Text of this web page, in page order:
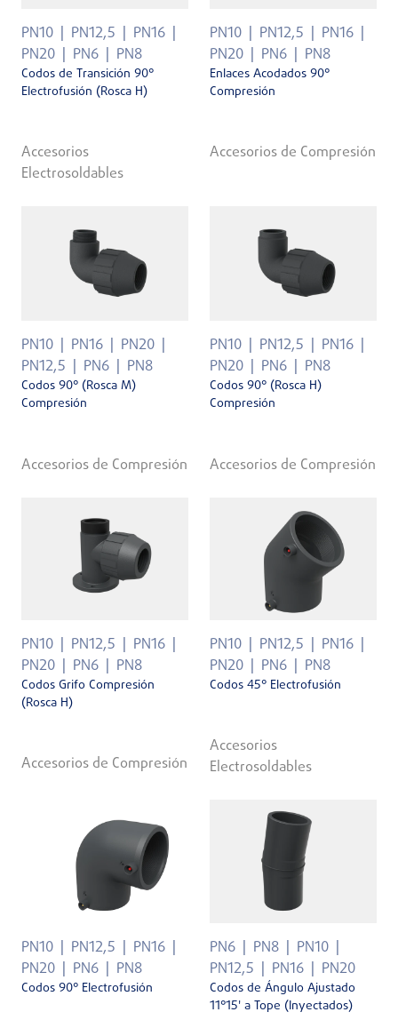
PN10 PN12,5
PN16
PN20
PN6 PN8
Codos de Transición 90°
Electrofusión (Rosca H)
Accesorios
Electrosoldables
PN10 PN12,5
PN16
PN20
PN6 PN8
Enlaces Acodados 90°
Compresión
Accesorios de Compresión
PN10 PN16
PN20
PN12,5
PN6 PN8
Codos 90° (Rosca M)
Compresión
Accesorios de Compresión
PN10 PN12,5
PN16
PN20
PN6 PN8
Codos 90° (Rosca H)
Compresión
Accesorios de Compresión
PN10 PN12,5
PN16
PN20
PN6 PN8
Codos Grifo Compresión
(Rosca H)
Accesorios de Compresión
PN10 PN12,5
PN16
PN20
PN6 PN8
Codos 45° Electrofusión
Accesorios
Electrosoldables
PN10 PN12,5
PN16
PN20
PN6 PN8
Codos 90° Electrofusión
PN6 PN8
PN10
PN12,5
PN16 PN20
Codos de Ángulo Ajustado
11°15' a Tope (Inyectados)